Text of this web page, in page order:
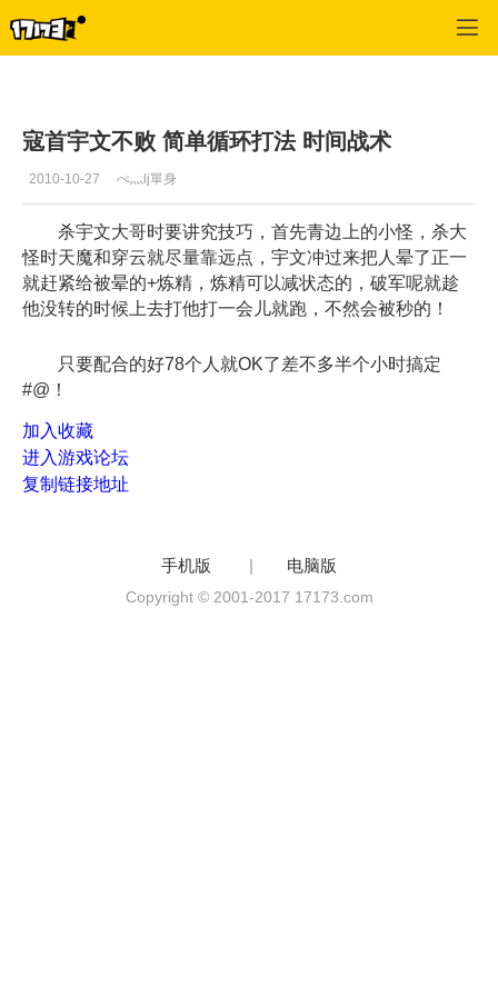
寇首宇文不败 简单循环打法 时间战术
2010-10-27 ぺ灬lj單身
杀宇文大哥时要讲究技巧，首先青边上的小怪，杀大
怪时天魔和穿云就尽量靠远点，宇文冲过来把人晕了正一
就赶紧给被晕的+炼精，炼精可以减状态的，破军呢就趁
他没转的时候上去打他打一会儿就跑，不然会被秒的！
只要配合的好78个人就OK了差不多半个小时搞定
#@！
加入收藏
进入游戏论坛
复制链接地址
手机版 | 电脑版
Copyright © 2001-2017 17173.com